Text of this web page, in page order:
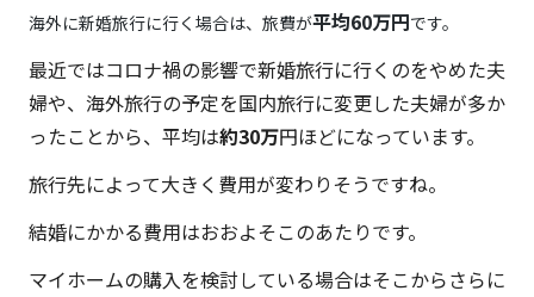
海外に新婚旅行に行く場合は、旅費が平均60万円です。
最近ではコロナ禍の影響で新婚旅行に行くのをやめた夫
婦や、海外旅行の予定を国内旅行に変更した夫婦が多か
ったことから、平均は約30万円ほどになっています。
旅行先によって大きく費用が変わりそうですね。
結婚にかかる費用はおおよそこのあたりです。
マイホームの購入を検討している場合はそこからさらに